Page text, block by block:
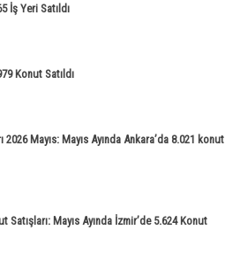
İş Yeri Satıldı
Konut Satıldı
2026 Mayıs: Mayıs Ayında Ankara’da 8.021 konut
Satışları: Mayıs Ayında İzmir’de 5.624 Konut